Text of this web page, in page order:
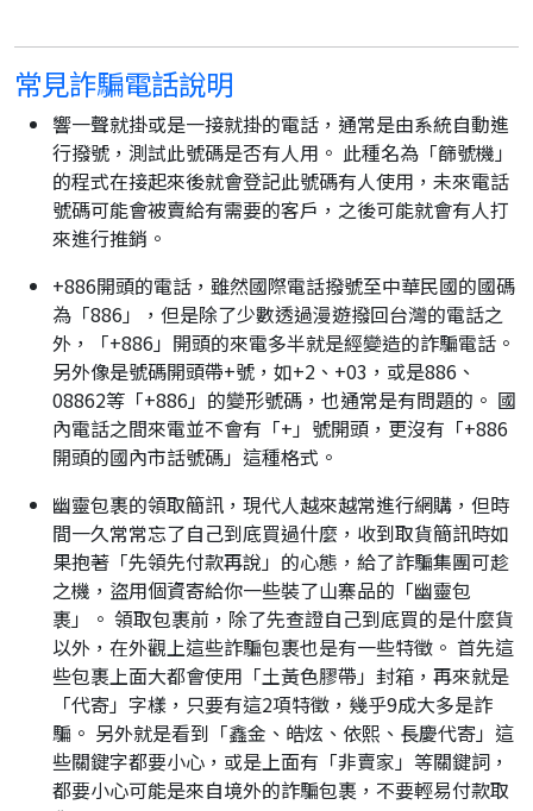
常見詐騙電話說明
響一聲就掛或是一接就掛的電話，通常是由系統自動進
行撥號，測試此號碼是否有人用。 此種名為「篩號機」
的程式在接起來後就會登記此號碼有人使用，未來電話
號碼可能會被賣給有需要的客戶，之後可能就會有人打
來進行推銷。
+886開頭的電話，雖然國際電話撥號至中華民國的國碼
為「886」，但是除了少數透過漫遊撥回台灣的電話之
外，「+886」開頭的來電多半就是經變造的詐騙電話。
另外像是號碼開頭帶+號，如+2、+03，或是886、
08862等「+886」的變形號碼，也通常是有問題的。 國
內電話之間來電並不會有「+」號開頭，更沒有「+886
開頭的國內市話號碼」這種格式。
幽靈包裹的領取簡訊，現代人越來越常進行網購，但時
間一久常常忘了自己到底買過什麼，收到取貨簡訊時如
果抱著「先領先付款再說」的心態，給了詐騙集團可趁
之機，盜用個資寄給你一些裝了山寨品的「幽靈包
裹」。 領取包裹前，除了先查證自己到底買的是什麼貨
以外，在外觀上這些詐騙包裹也是有一些特徵。 首先這
些包裹上面大都會使用「土黃色膠帶」封箱，再來就是
「代寄」字樣，只要有這2項特徵，幾乎9成大多是詐
騙。 另外就是看到「鑫金、皓炫、依熙、長慶代寄」這
些關鍵字都要小心，或是上面有「非賣家」等關鍵詞，
都要小心可能是來自境外的詐騙包裹，不要輕易付款取